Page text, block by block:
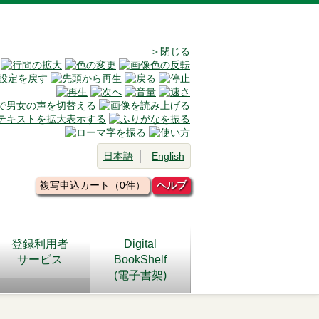
＞閉じる
日本語 English
複写申込カート（0件） ヘルプ
登録利用者
サービス
Digital
BookShelf
(電子書架)